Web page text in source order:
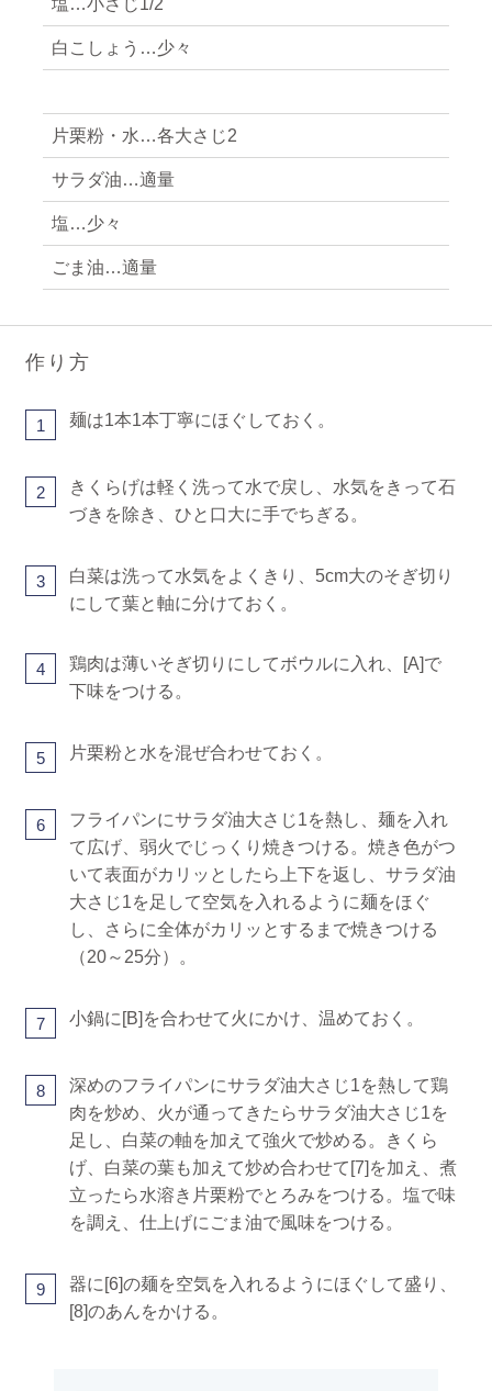
白こしょう…少々
片栗粉・水…各大さじ2
サラダ油…適量
塩…少々
ごま油…適量
作り方
1 麺は1本1本丁寧にほぐしておく。
2
きくらげは軽く洗って水で戻し、水気をきって石
づきを除き、ひと口大に手でちぎる。
3
白菜は洗って水気をよくきり、5cm大のそぎ切り
にして葉と軸に分けておく。
4
鶏肉は薄いそぎ切りにしてボウルに入れ、[A]で
下味をつける。
5 片栗粉と水を混ぜ合わせておく。
6
フライパンにサラダ油大さじ1を熱し、麺を入れ
て広げ、弱火でじっくり焼きつける。焼き色がつ
いて表面がカリッとしたら上下を返し、サラダ油
大さじ1を足して空気を入れるように麺をほぐ
し、さらに全体がカリッとするまで焼きつける
（20～25分）。
7 小鍋に[B]を合わせて火にかけ、温めておく。
8
深めのフライパンにサラダ油大さじ1を熱して鶏
肉を炒め、火が通ってきたらサラダ油大さじ1を
足し、白菜の軸を加えて強火で炒める。きくら
げ、白菜の葉も加えて炒め合わせて[7]を加え、煮
立ったら水溶き片栗粉でとろみをつける。塩で味
を調え、仕上げにごま油で風味をつける。
9
器に[6]の麺を空気を入れるようにほぐして盛り、
[8]のあんをかける。